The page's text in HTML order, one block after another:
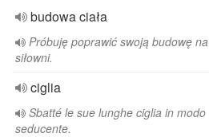
budowa ciała
Próbuję poprawić swoją budowę na
siłowni.
ciglia
Sbatté le sue lunghe ciglia in modo
seducente.